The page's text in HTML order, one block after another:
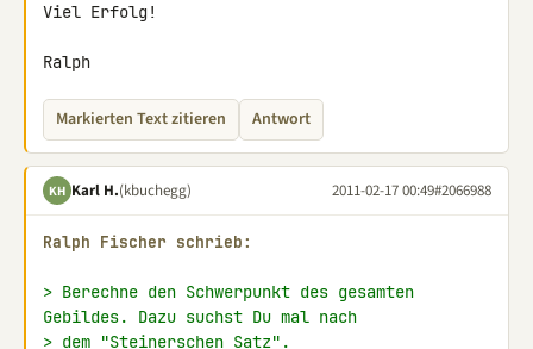
Viel Erfolg!
Ralph
Markierten Text zitieren Antwort
KH Karl H.(kbuchegg) 2011-02-17 00:49#2066988
Ralph Fischer schrieb:
> Berechne den Schwerpunkt des gesamten
Gebildes. Dazu suchst Du mal nach
> dem "Steinerschen Satz".